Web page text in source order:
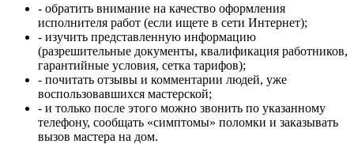
- обратить внимание на качество оформления
исполнителя работ (если ищете в сети Интернет);
- изучить представленную информацию
(разрешительные документы, квалификация работников,
гарантийные условия, сетка тарифов);
- почитать отзывы и комментарии людей, уже
воспользовавшихся мастерской;
- и только после этого можно звонить по указанному
телефону, сообщать «симптомы» поломки и заказывать
вызов мастера на дом.